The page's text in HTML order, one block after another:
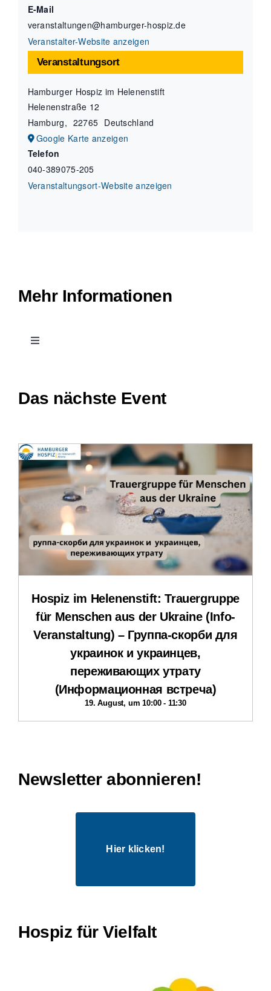
Veranstaltungsort
Hamburger Hospiz im Helenenstift
Helenenstraße 12
Hamburg, 22765 Deutschland
Google Karte anzeigen
Telefon
040-389075-205
Veranstaltungsort-Website anzeigen
E-Mail
veranstaltungen@hamburger-hospiz.de
Veranstalter-Website anzeigen
Mehr Informationen
Toggle
Stellenangebote und Praktika
Downloads
Impressum
Datenschutzerklärung
Das nächste Event
Hospiz im Helenenstift: Trauergruppe
für Menschen aus der Ukraine (Info-
Veranstaltung) – Группа-скорби для
украинок и украинцев,
переживающих утрату
(Информационная встреча)
19. August, um 10:00- 11:30
Newsletter abonnieren!
Hier klicken!
Hospiz für Vielfalt